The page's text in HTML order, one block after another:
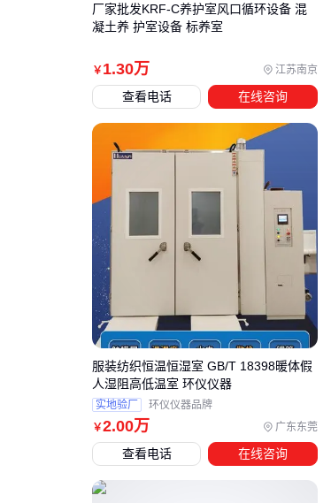
￥ 1.30万 江苏南京
厂家批发KRF-C养护室风口循环设备 混
凝土养 护室设备 标养室
查看电话 在线咨询
￥2.00万 广东东莞
服装纺织恒温恒湿室 GB/T 18398暖体假
人湿阻高低温室 环仪仪器
实地验厂 环仪仪器品牌
查看电话 在线咨询